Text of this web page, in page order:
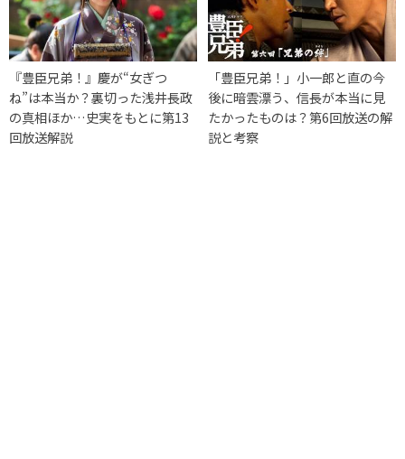
『豊臣兄弟！』慶が“女ぎつ
ね”は本当か？裏切った浅井長政
の真相ほか…史実をもとに第13
回放送解説
「豊臣兄弟！」小一郎と直の今
後に暗雲漂う、信長が本当に見
たかったものは？第6回放送の解
説と考察